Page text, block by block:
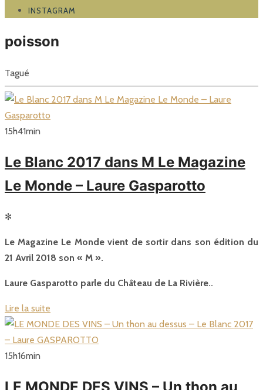
INSTAGRAM
poisson
Tagué
15h41min
Le Blanc 2017 dans M Le Magazine
Le Monde – Laure Gasparotto
✻
Le Magazine Le Monde vient de sortir dans son édition du
21 Avril 2018 son « M ».
Laure Gasparotto parle du Château de La Rivière..
Lire la suite
15h16min